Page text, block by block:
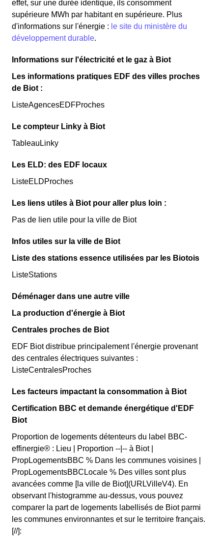
effet, sur une durée identique, ils consomment
supérieure MWh par habitant en supérieure. Plus
d'informations sur l'énergie : le site du ministère du
développement durable.
Informations sur l'électricité et le gaz à Biot
Les informations pratiques EDF des villes proches
de Biot :
ListeAgencesEDFProches
Le compteur Linky à Biot
TableauLinky
Les ELD: des EDF locaux
ListeELDProches
Les liens utiles à Biot pour aller plus loin :
Pas de lien utile pour la ville de Biot
Infos utiles sur la ville de Biot
Liste des stations essence utilisées par les Biotois
ListeStations
Déménager dans une autre ville
La production d'énergie à Biot
Centrales proches de Biot
EDF Biot distribue principalement l'énergie provenant
des centrales électriques suivantes :
ListeCentralesProches
Les facteurs impactant la consommation à Biot
Certification BBC et demande énergétique d'EDF
Biot
Proportion de logements détenteurs du label BBC-
effinergie® : Lieu | Proportion --|-- à Biot |
PropLogementsBBC % Dans les communes voisines |
PropLogementsBBCLocale % Des villes sont plus
avancées comme [la ville de Biot](URLVilleV4). En
observant l'histogramme au-dessus, vous pouvez
comparer la part de logements labellisés de Biot parmi
les communes environnantes et sur le territoire français.
[//]: